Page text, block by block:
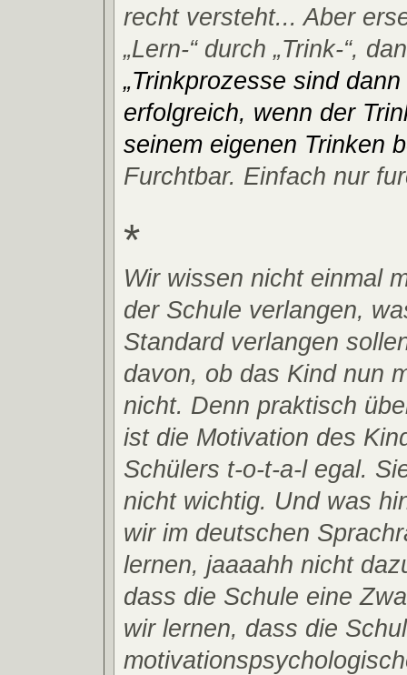
recht versteht... Aber
„Lern-“ durch „Trink-“,
„Trinkprozesse sind
erfolgreich, wenn der
seinem eigenen Trinken
Furchtbar. Einfach nur
*
Wir wissen nicht einmal
der Schule verlangen,
Standard verlangen
davon, ob das Kind nun
nicht. Denn praktisch
ist die Motivation des
Schülers t-o-t-a-l egal.
nicht wichtig. Und was
wir im deutschen
lernen, jaaaahh nicht
dass die Schule eine
wir lernen, dass die